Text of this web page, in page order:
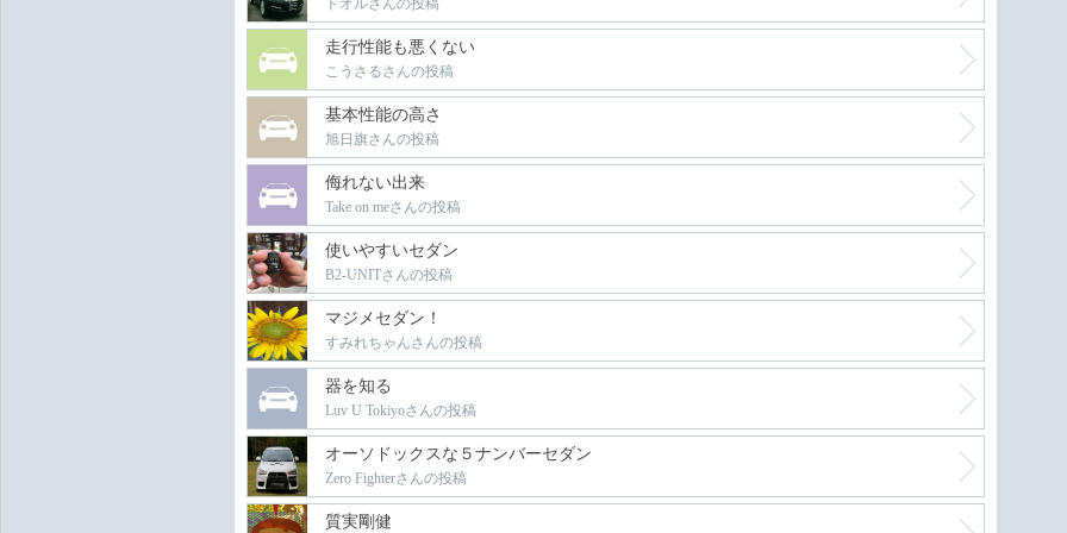
トオルさんの投稿
走行性能も悪くない
こうさるさんの投稿
基本性能の高さ
旭日旗さんの投稿
侮れない出来
Take on meさんの投稿
使いやすいセダン
B2-UNITさんの投稿
マジメセダン！
すみれちゃんさんの投稿
器を知る
Luv U Tokiyoさんの投稿
オーソドックスな５ナンバーセダン
Zero Fighterさんの投稿
質実剛健